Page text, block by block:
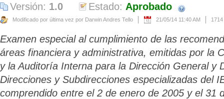
Versión: 1.0 Estado: Aprobado
Modificado por última vez por Darwin Andres Tello 21/05/14 11:40 AM
Examen especial al cumplimiento de las
áreas financiera y administrativa, emitidas por la
y la Auditoría Interna para la Dirección General y
Direcciones y Subdirecciones especializadas del
comprendido entre el 2 de enero de 2005 y el 31